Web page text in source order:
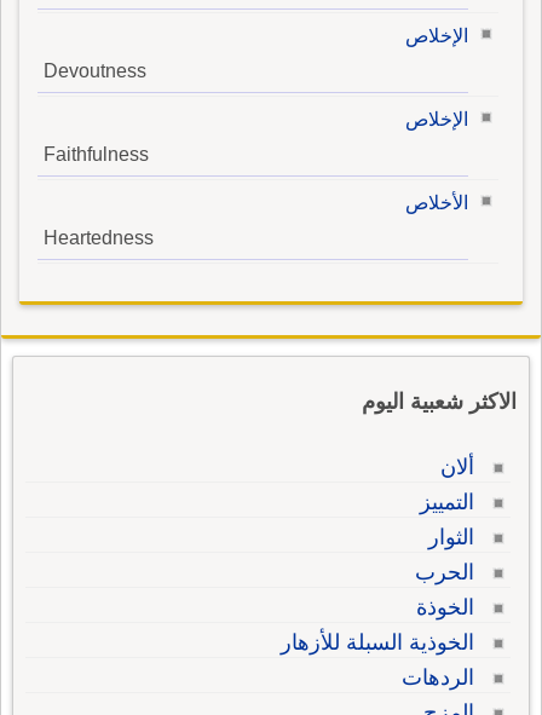
الإخلاص
Devoutness
الإخلاص
Faithfulness
الأخلاص
Heartedness
الاكثر شعبية اليوم
ألان
التمييز
الثوار
الحرب
الخوذة
الخوذية السبلة للأزهار
الردهات